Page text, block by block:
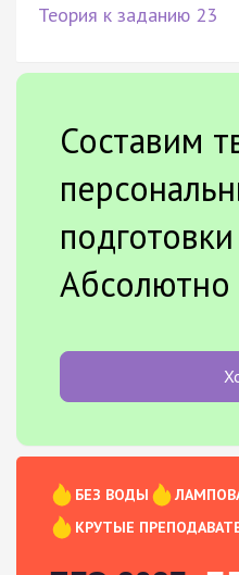
Теория к заданию 23
Составим
Абсолютно
БЕЗ ВОДЫ
КРУТЫЕ